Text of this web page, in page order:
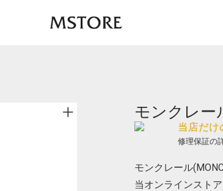
モンクレー
当店だけ
修理保証の
モンクレール
当オンラインスト